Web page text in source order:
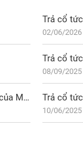
DTP: Ngày 15/07/2026, Thông báo ngày giao dịch đầu tiên đăng ký giao dịch bổ sung của MCK DTP
Trả cổ
02/06/2026
Trả cổ
08/09/2025
Trả cổ
10/06/2025